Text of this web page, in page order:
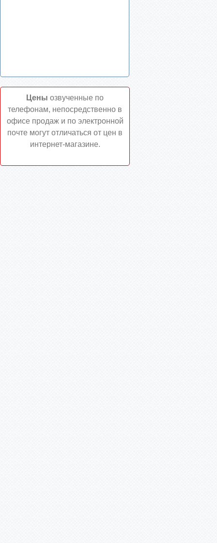
Цены озвученные по
телефонам, непосредственно в
офисе продаж и по электронной
почте могут отличаться от цен в
интернет-магазине.